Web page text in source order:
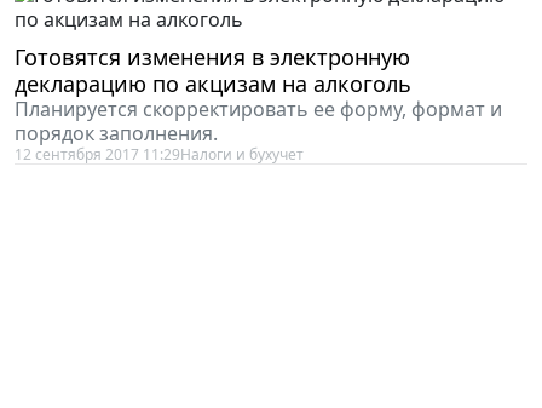
Готовятся изменения в электронную
декларацию по акцизам на алкоголь
Планируется скорректировать ее форму, формат и
порядок заполнения.
12 сентября 2017 11:29Налоги и бухучет